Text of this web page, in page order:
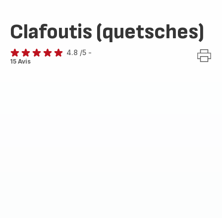
Clafoutis (quetsches)
ratings.4.8
4.8 /5 -
15 Avis